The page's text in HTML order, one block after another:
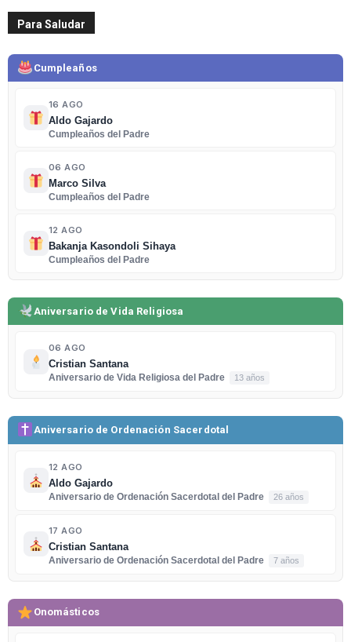
Para Saludar
Cumpleaños
16 AGO
Aldo Gajardo
Cumpleaños del Padre
06 AGO
Marco Silva
Cumpleaños del Padre
12 AGO
Bakanja Kasondoli Sihaya
Cumpleaños del Padre
Aniversario de Vida Religiosa
06 AGO
Cristian Santana
Aniversario de Vida Religiosa del Padre
13 años
Aniversario de Ordenación Sacerdotal
12 AGO
Aldo Gajardo
Aniversario de Ordenación Sacerdotal del Padre
26 años
17 AGO
Cristian Santana
Aniversario de Ordenación Sacerdotal del Padre
7 años
Onomásticos